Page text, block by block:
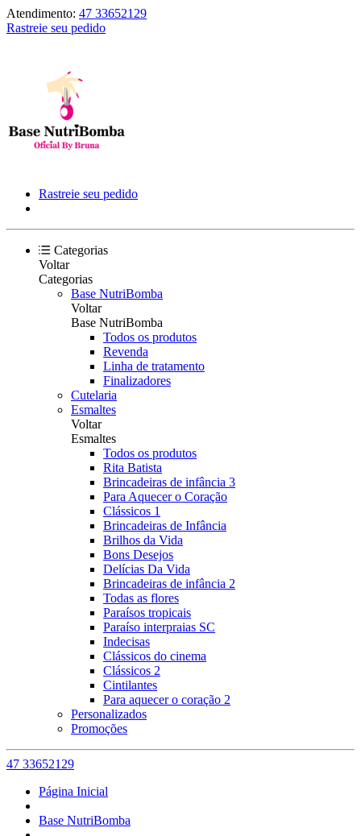
Atendimento: 47 33652129
Rastreie seu pedido
Rastreie seu pedido
Categorias
Voltar
Categorias
Base NutriBomba
Voltar
Base NutriBomba
Todos os produtos
Revenda
Linha de tratamento
Finalizadores
Cutelaria
Esmaltes
Voltar
Esmaltes
Todos os produtos
Rita Batista
Brincadeiras de infância 3
Para Aquecer o Coração
Clássicos 1
Brincadeiras de Infância
Brilhos da Vida
Bons Desejos
Delícias Da Vida
Brincadeiras de infância 2
Todas as flores
Paraísos tropicais
Paraíso interpraias SC
Indecisas
Clássicos do cinema
Clássicos 2
Cintilantes
Para aquecer o coração 2
Personalizados
Promoções
47 33652129
Página Inicial
Base NutriBomba